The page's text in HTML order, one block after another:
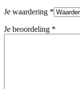
Je waardering *
Je beoordeling *